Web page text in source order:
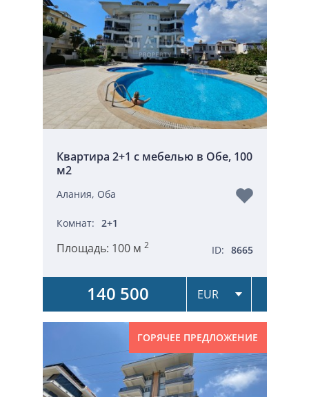
Квартира 2+1 с мебелью в Обе, 100
м2
Алания, Оба
Комнат: 2+1
Площадь: 100 м 2 ID: 8665
140 500
ГОРЯЧЕЕ ПРЕДЛОЖЕНИЕ